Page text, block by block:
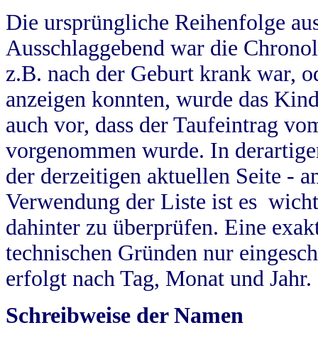
Die ursprüngliche Reihenfolge
Ausschlaggebend war die
z.B. nach der Geburt krank war,
anzeigen konnten, wurde das
auch vor, dass der Taufeintrag
vorgenommen wurde. In
der derzeitigen aktuellen Seite -
Verwendung der Liste ist es
dahinter zu überprüfen. Eine
technischen Gründen nur
erfolgt nach Tag, Monat und Jahr.
Schreibweise der Namen